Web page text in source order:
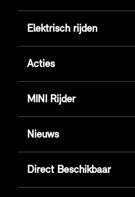
Elektrisch rijden
Acties
MINI Rijder
Nieuws
Direct Beschikbaar